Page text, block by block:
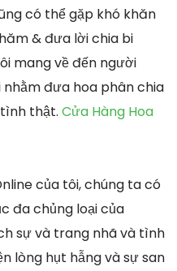
có thể gặp khó khăn
& đưa lời chia bi
mang về đến người
đưa hoa phân chia
thật. Cửa Hàng Hoa
của tôi, chúng ta có
đa chủng loại của
sự và trang nhã và tình
lòng hụt hẫng và sự san